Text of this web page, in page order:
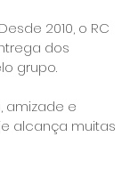
2010, o RC
dos
grupo.
amizade e
alcança muitas